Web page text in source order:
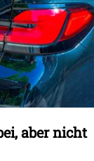
aber nicht